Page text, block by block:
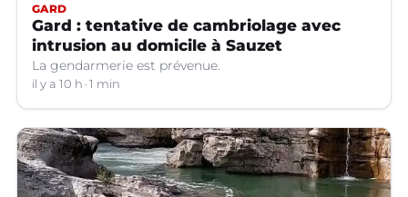
GARD
Gard : tentative de cambriolage avec
intrusion au domicile à Sauzet
La gendarmerie est prévenue.
il y a 10 h 1 min